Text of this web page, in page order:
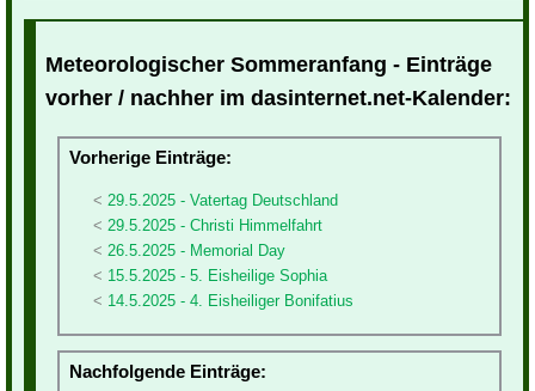
Meteorologischer Sommeranfang - Einträge
vorher / nachher im dasinternet.net-Kalender:
Vorherige Einträge:
29.5.2025 - Vatertag Deutschland
29.5.2025 - Christi Himmelfahrt
26.5.2025 - Memorial Day
15.5.2025 - 5. Eisheilige Sophia
14.5.2025 - 4. Eisheiliger Bonifatius
Nachfolgende Einträge: